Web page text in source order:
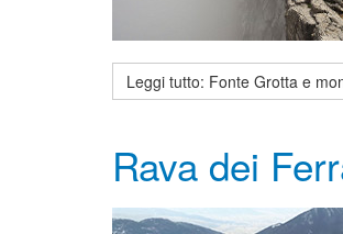
Leggi tutto: Fonte Grotta e
Rava dei